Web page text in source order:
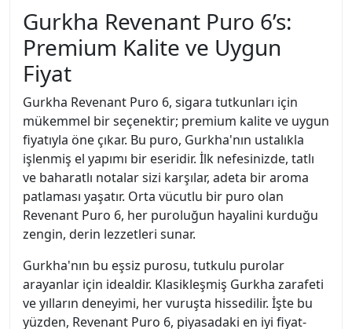
Gurkha Revenant Puro 6’s:
Premium Kalite ve Uygun
Fiyat
Gurkha Revenant Puro 6, sigara tutkunları için
mükemmel bir seçenektir; premium kalite ve uygun
fiyatıyla öne çıkar. Bu puro, Gurkha'nın ustalıkla
işlenmiş el yapımı bir eseridir. İlk nefesinizde, tatlı
ve baharatlı notalar sizi karşılar, adeta bir aroma
patlaması yaşatır. Orta vücutlu bir puro olan
Revenant Puro 6, her puroluğun hayalini kurduğu
zengin, derin lezzetleri sunar.
Gurkha'nın bu eşsiz purosu, tutkulu purolar
arayanlar için idealdir. Klasikleşmiş Gurkha zarafeti
ve yılların deneyimi, her vuruşta hissedilir. İşte bu
yüzden, Revenant Puro 6, piyasadaki en iyi fiyat-